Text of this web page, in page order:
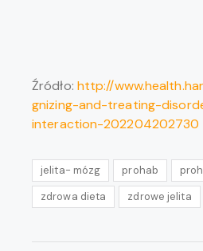
Źródło: http://
gnizing-and-treating-
interaction-202204202730
jelita- mózg prohab
zdrowa dieta
zdrowe jelita